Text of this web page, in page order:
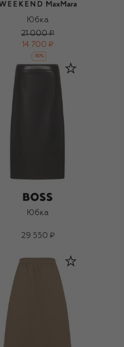
Юбка
21 000 ₽
14 700 ₽
-30%
Юбка
29 550 ₽